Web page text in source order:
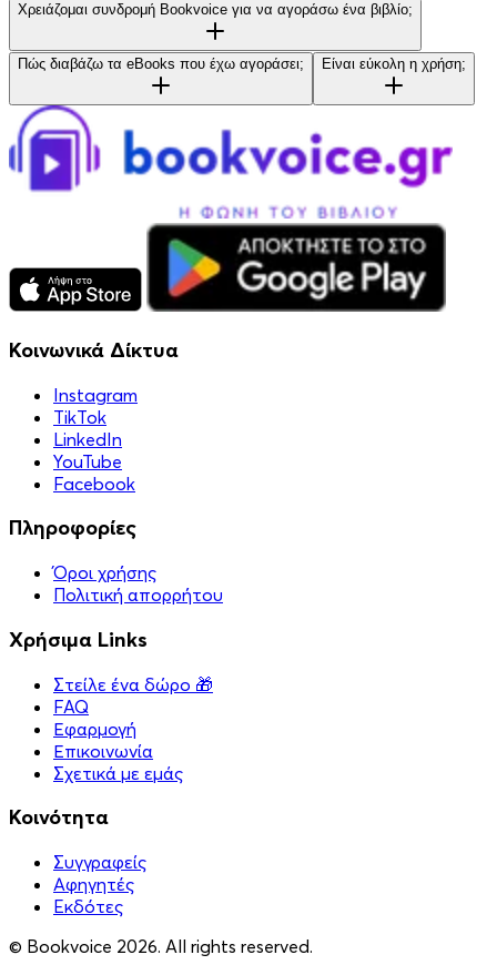
Χρειάζομαι συνδρομή Bookvoice για να αγοράσω ένα βιβλίο;
Πώς διαβάζω τα eBooks που έχω αγοράσει; Είναι εύκολη η χρήση;
Κοινωνικά Δίκτυα
Instagram
TikTok
LinkedIn
YouTube
Facebook
Πληροφορίες
Όροι χρήσης
Πολιτική απορρήτου
Χρήσιμα Links
Στείλε ένα δώρο 🎁
FAQ
Εφαρμογή
Επικοινωνία
Σχετικά με εμάς
Κοινότητα
Συγγραφείς
Αφηγητές
Eκδότες
© Bookvoice 2026. All rights reserved.